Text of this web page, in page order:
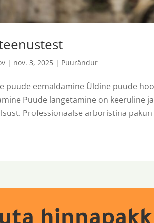
| nov. 3, 2025 | Puurändur
puude eemaldamine Üldine puude
Puude langetamine on keeruline
Professionaalse arboristina